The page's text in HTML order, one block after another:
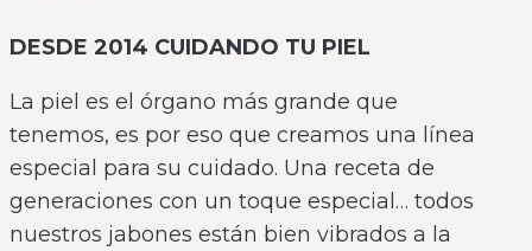
DESDE 2014 CUIDANDO TU PIEL
La piel es el órgano más grande que
tenemos, es por eso que creamos una línea
especial para su cuidado. Una receta de
generaciones con un toque especial… todos
nuestros jabones están bien vibrados a la